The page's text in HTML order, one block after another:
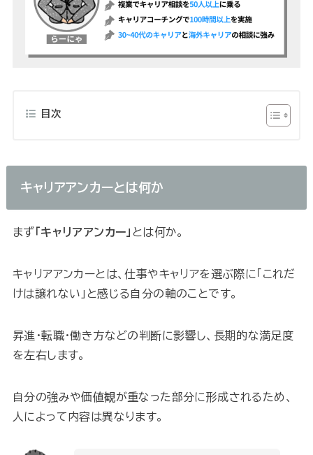
目次
キャリアアンカーとは何か
まず 「キャリアアンカー」 とは何か。
キャリアアンカーとは、仕事やキャリアを選ぶ際に「これだ
けは譲れない」と感じる自分の軸のことです。
昇進・転職・働き方などの判断に影響し、長期的な満足度
を左右します。
自分の強みや価値観が重なった部分に形成されるため、
人によって内容は異なります。